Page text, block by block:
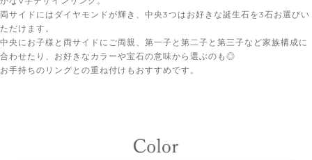
両サイドにはダイヤモンドが輝き、中央3つはお好きな誕生石を3石お選びい
ただけます。
中央にお子様と両サイドにご両親、第一子と第二子と第三子など家族構成に
合わせたり、お好きなカラーや宝石の意味から選ぶのも◎
お手持ちのリングとの重ね付けもおすすめです。